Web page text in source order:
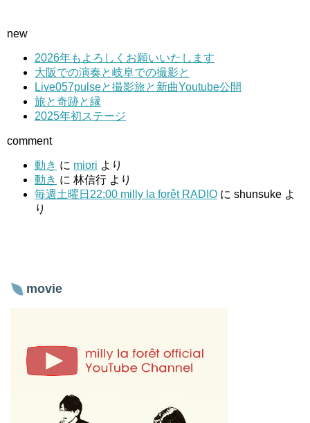
new
2026年もよろしくお願いいたします
大阪での演奏と岐阜での撮影と
Live057pulseと撮影旅と新曲Youtube公開
旅と奇跡と縁
2025年初ステージ
comment
動き に miori より
動き に 林信行 より
毎週土曜日22:00 milly la forêt RADIO に shunsuke よ
り
movie